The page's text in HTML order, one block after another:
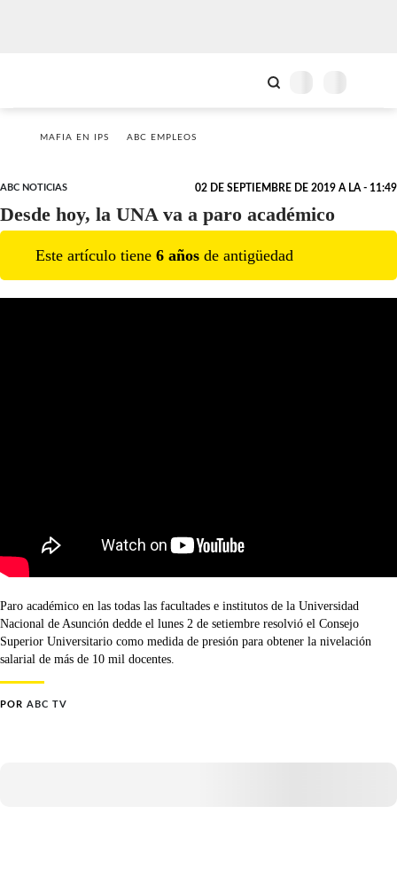
MAFIA EN IPS ABC EMPLEOS
ABC NOTICIAS 02 DE SEPTIEMBRE DE 2019 A LA - 11:49
Desde hoy, la UNA va a paro académico
Este artículo tiene 6 años de antigüedad
Paro académico en las todas las facultades e institutos de la Universidad
Nacional de Asunción dedde el lunes 2 de setiembre resolvió el Consejo
Superior Universitario como medida de presión para obtener la nivelación
salarial de más de 10 mil docentes.
POR ABC TV